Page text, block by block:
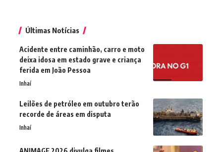
Últimas Notícias
Acidente entre caminhão, carro e moto
deixa idosa em estado grave e criança
ferida em João Pessoa
Inhaí
Leilões de petróleo em outubro terão
recorde de áreas em disputa
Inhaí